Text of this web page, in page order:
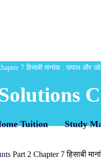
Tuition Study
7 हिसाबी मानांक : ख्याल और
Part 2 Chapter 7 हिसाबी